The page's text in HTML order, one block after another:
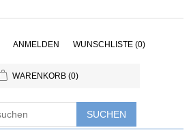
ANMELDEN WUNSCHLISTE (0)
WARENKORB (0)